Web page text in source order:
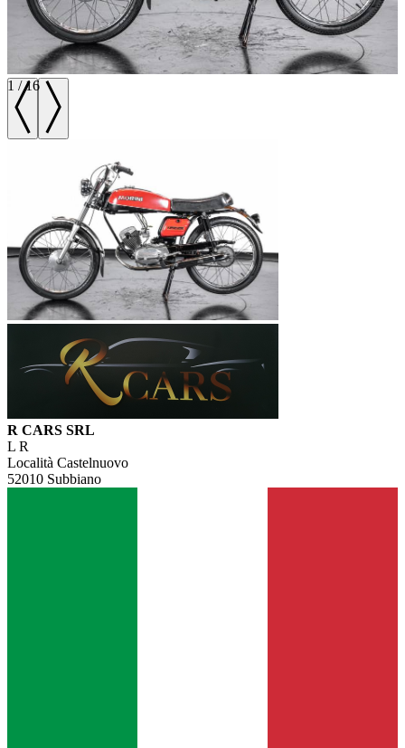
1 /16
R CARS SRL
L R
Località Castelnuovo
52010 Subbiano